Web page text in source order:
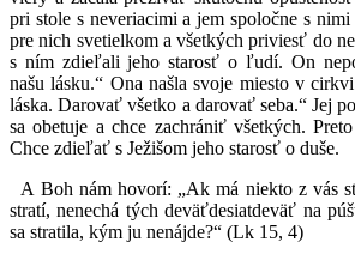
pri stole s neveriacimi a jem spoločne s
pre nich svetielkom a všetkých priviesť do
s ním zdieľali jeho starosť o ľudí. On
našu lásku.“ Ona našla svoje miesto v
láska. Darovať všetko a darovať seba.“ Jej
sa obetuje a chce zachrániť všetkých.
Chce zdieľať s Ježišom jeho starosť o duše.
A Boh nám hovorí: „Ak má niekto z vás
stratí, nenechá tých deväťdesiatdeväť na
sa stratila, kým ju nenájde?“ (Lk 15, 4)